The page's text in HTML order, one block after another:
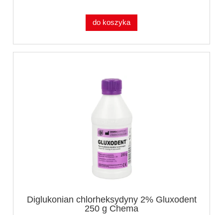
do koszyka
Diglukonian chlorheksydyny 2% Gluxodent
250 g Chema